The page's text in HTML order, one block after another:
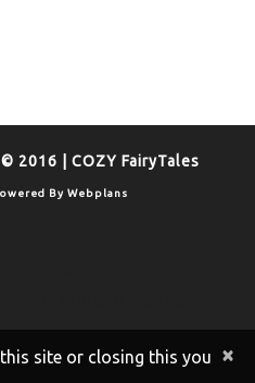
2016 | COZY FairyTales
By Webplans
×
site or closing this you